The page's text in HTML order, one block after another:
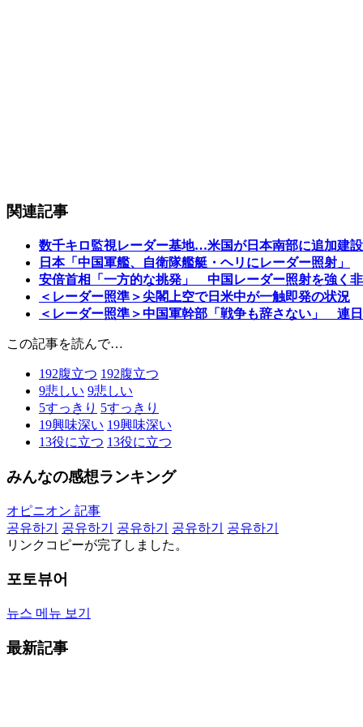
関連記事
数千キロ監視レーダー基地…米国が日本南部に追加建
日本「中国軍艦、自衛隊艦艇・ヘリにレーダー照射」
安倍首相「一方的な挑発」 中国レーダー照射を強く
＜レーダー照準＞尖閣上空で日米中が一触即発の状況
＜レーダー照準＞中国軍幹部「戦争も辞さない」 連
この記事を読んで…
192腹立つ 192腹立つ
9悲しい 9悲しい
5すっきり 5すっきり
19興味深い 19興味深い
13役に立つ 13役に立つ
みんなの感想ランキング
オピニオン 記事
공유하기
공유하기 공유하기 공유하기
공유하기
リンクコピーが完了しました。
포토뷰어
뉴스 메뉴 보기
最新記事